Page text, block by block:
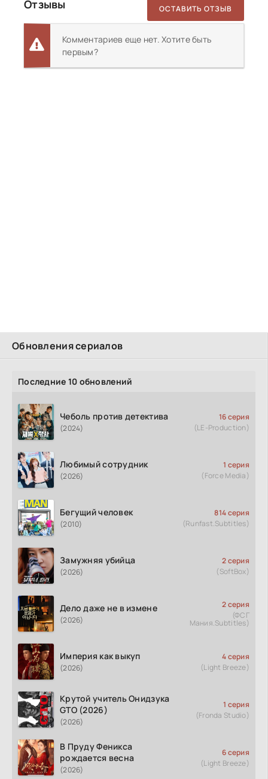
Обновления сериалов
Последние 10 обновлений
Чеболь против детектива
(2024)
16 серия
(LE-Production)
Любимый сотрудник
(2026)
1 серия
(Force Media)
Бегущий человек
(2010)
814 серия
(Runfast.Subtitles)
Замужняя убийца
(2026)
2 серия
(SoftBox)
Дело даже не в измене
(2026)
2 серия
(ФСГ
Мания.Subtitles)
Империя как выкуп
(2026)
4 серия
(Light Breeze)
Крутой учитель Онидзука
GTO (2026)
(2026)
1 серия
(Fronda Studio)
В Пруду Феникса
рождается весна
(2026)
6 серия
(Light Breeze)
Отзывы ОСТАВИТЬ ОТЗЫВ
Комментариев еще нет. Хотите быть
первым?